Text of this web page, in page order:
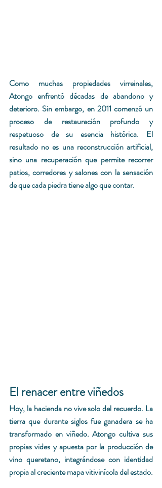
Como muchas propiedades virreinales,
Atongo enfrentó décadas de abandono y
deterioro. Sin embargo, en 2011 comenzó un
proceso de restauración profundo y
respetuoso de su esencia histórica. El
resultado no es una reconstrucción artificial,
sino una recuperación que permite recorrer
patios, corredores y salones con la sensación
de que cada piedra tiene algo que contar.
El renacer entre viñedos
Hoy, la hacienda no vive solo del recuerdo. La
tierra que durante siglos fue ganadera se ha
transformado en viñedo. Atongo cultiva sus
propias vides y apuesta por la producción de
vino queretano, integrándose con identidad
propia al creciente mapa vitivinícola del estado.